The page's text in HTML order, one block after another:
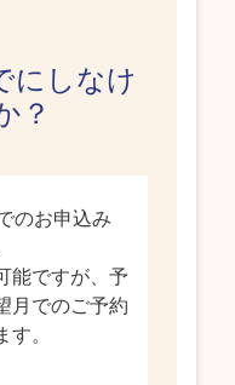
にしなけ
？
のお申込み
能ですが、予
月でのご予約
。